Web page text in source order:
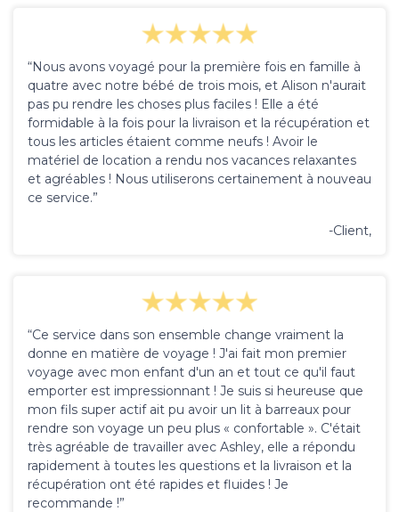
“Nous avons voyagé pour la première fois en famille à
quatre avec notre bébé de trois mois, et Alison n'aurait
pas pu rendre les choses plus faciles ! Elle a été
formidable à la fois pour la livraison et la récupération et
tous les articles étaient comme neufs ! Avoir le
matériel de location a rendu nos vacances relaxantes
et agréables ! Nous utiliserons certainement à nouveau
ce service.”
-Client,
“Ce service dans son ensemble change vraiment la
donne en matière de voyage ! J'ai fait mon premier
voyage avec mon enfant d'un an et tout ce qu'il faut
emporter est impressionnant ! Je suis si heureuse que
mon fils super actif ait pu avoir un lit à barreaux pour
rendre son voyage un peu plus « confortable ». C'était
très agréable de travailler avec Ashley, elle a répondu
rapidement à toutes les questions et la livraison et la
récupération ont été rapides et fluides ! Je
recommande !”